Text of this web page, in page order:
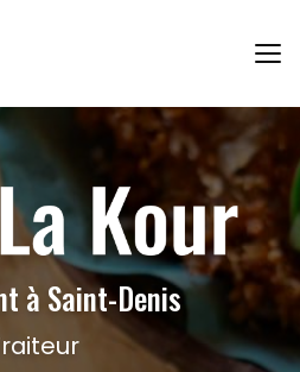
à Saint-Denis